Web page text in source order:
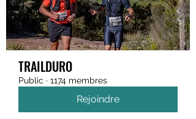
TRAILDURO
Public · 1174 membres
Rejoindre